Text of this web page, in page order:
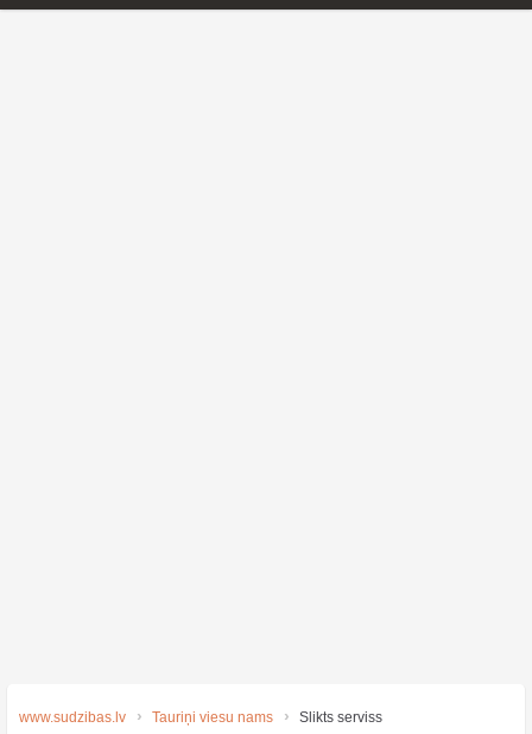
www.sudzibas.lv Tauriņi viesu nams Slikts serviss